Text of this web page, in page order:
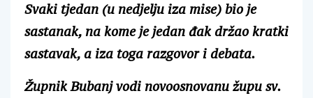
Svaki tjedan (u nedjelju iza mise) bio je
sastanak, na kome je jedan đak držao kratki
sastavak, a iza toga razgovor i debata.
Župnik Bubanj vodi novoosnovanu župu sv.